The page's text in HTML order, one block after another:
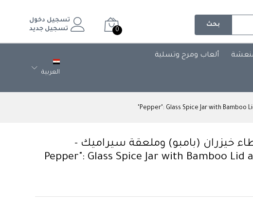
بحث
0
تسجيل دخول
تسجيل جديد
ألعاب ومرح وتسلية
العربية
خيزران (بامبو) وملعقة سيراميك -
"Pepper": Glass Spice Jar with Bamboo Lid